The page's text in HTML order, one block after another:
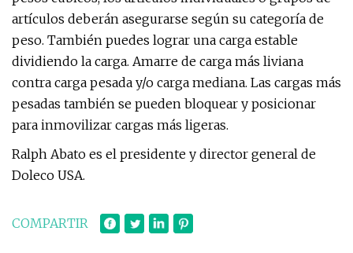
artículos deberán asegurarse según su categoría de
peso. También puedes lograr una carga estable
dividiendo la carga. Amarre de carga más liviana
contra carga pesada y/o carga mediana. Las cargas más
pesadas también se pueden bloquear y posicionar
para inmovilizar cargas más ligeras.
Ralph Abato es el presidente y director general de
Doleco USA.
COMPARTIR